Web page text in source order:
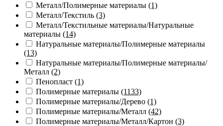
Металл/Полимерные материалы (1)
Металл/Текстиль (3)
Металл/Текстильные материалы/Натуральные
материалы (14)
Натуральные материалы/Полимерные материалы
(13)
Натуральные материалы/Полимерные материалы/
Металл (2)
Пенопласт (1)
Полимерные материалы (1133)
Полимерные материалы/Дерево (1)
Полимерные материалы/Металл (42)
Полимерные материалы/Металл/Картон (3)